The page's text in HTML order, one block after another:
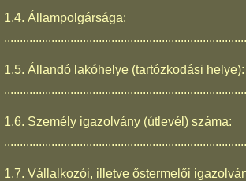
1.4. Állampolgársága:
1.5. Állandó lakóhelye (tartózkodási helye):
1.6. Személy igazolvány (útlevél) száma:
1.7. Vállalkozói, illetve őstermelői